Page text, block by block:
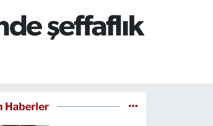
şeffaflık
Haberler